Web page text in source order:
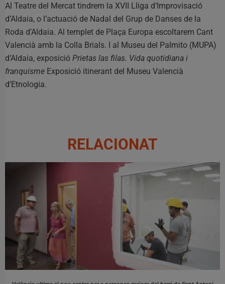
Al Teatre del Mercat tindrem la XVII Lliga d’Improvisació
d’Aldaia, o l’actuació de Nadal del Grup de Danses de la
Roda d’Aldaia. Al templet de Plaça Europa escoltarem Cant
Valencià amb la Colla Brials. I al Museu del Palmito (MUPA)
d’Aldaia, exposició Prietas las filas. Vida quotidiana i
franquisme Exposició itinerant del Museu Valencià
d’Etnologia.
RELACIONAT